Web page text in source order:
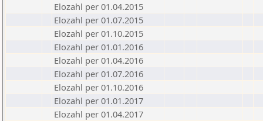
Elozahl per 01.04.2015
Elozahl per 01.07.2015
Elozahl per 01.10.2015
Elozahl per 01.01.2016
Elozahl per 01.04.2016
Elozahl per 01.07.2016
Elozahl per 01.10.2016
Elozahl per 01.01.2017
Elozahl per 01.04.2017